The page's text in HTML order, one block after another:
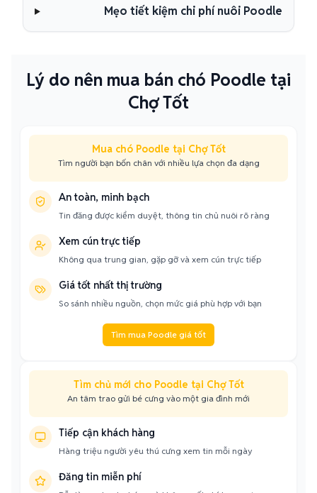
Mẹo tiết kiệm chi phí nuôi Poodle
Lý do nên mua bán chó Poodle tại
Chợ Tốt
Mua chó Poodle tại Chợ Tốt
Tìm người bạn bốn chân với nhiều lựa chọn đa dạng
An toàn, minh bạch
Tin đăng được kiểm duyệt, thông tin chủ nuôi rõ ràng
Xem cún trực tiếp
Không qua trung gian, gặp gỡ và xem cún trực tiếp
Giá tốt nhất thị trường
So sánh nhiều nguồn, chọn mức giá phù hợp với bạn
Tìm mua Poodle giá tốt
Tìm chủ mới cho Poodle tại Chợ Tốt
An tâm trao gửi bé cưng vào một gia đình mới
Tiếp cận khách hàng
Hàng triệu người yêu thú cưng xem tin mỗi ngày
Đăng tin miễn phí